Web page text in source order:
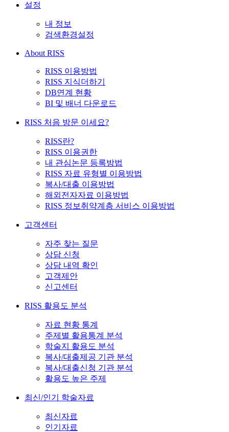
설정
내 정보
검색환경설정
About RISS
RISS 이용방법
RISS 지식더하기
DB연계 현황
BI 및 배너 다운로드
RISS 처음 방문 이세요?
RISS란?
RISS 이용권한
내 관심논문 등록방법
RISS 자료 유형별 이용방법
복사/대출 이용방법
해외전자자료 이용방법
RISS 정보취약계층 서비스 이용방법
고객센터
자주 찾는 질문
상담 신청
상담 내역 확인
고객제안
신고센터
RISS 활용도 분석
자료 현황 통계
주제별 활용통계 분석
학술지 활용도 분석
복사/대출제공 기관 분석
복사/대출신청 기관 분석
활용도 높은 주제
최신/인기 학술자료
최신자료
인기자료